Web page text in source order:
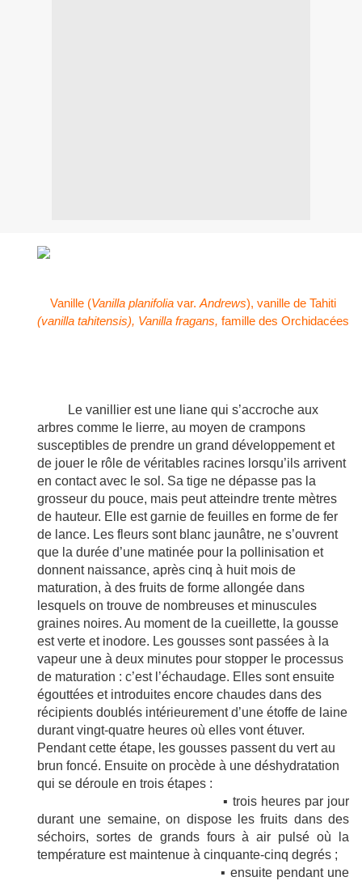
Vanille (Vanilla planifolia var. Andrews), vanille de Tahiti
(vanilla tahitensis), Vanilla fragans, famille des Orchidacées
Le vanillier est une liane qui s’accroche aux
arbres comme le lierre, au moyen de crampons
susceptibles de prendre un grand développement et
de jouer le rôle de véritables racines lorsqu’ils arrivent
en contact avec le sol. Sa tige ne dépasse pas la
grosseur du pouce, mais peut atteindre trente mètres
de hauteur. Elle est garnie de feuilles en forme de fer
de lance. Les fleurs sont blanc jaunâtre, ne s’ouvrent
que la durée d’une matinée pour la pollinisation et
donnent naissance, après cinq à huit mois de
maturation, à des fruits de forme allongée dans
lesquels on trouve de nombreuses et minuscules
graines noires. Au moment de la cueillette, la gousse
est verte et inodore. Les gousses sont passées à la
vapeur une à deux minutes pour stopper le processus
de maturation : c’est l’échaudage. Elles sont ensuite
égouttées et introduites encore chaudes dans des
récipients doublés intérieurement d’une étoffe de laine
durant vingt-quatre heures où elles vont étuver.
Pendant cette étape, les gousses passent du vert au
brun foncé. Ensuite on procède à une déshydratation
qui se déroule en trois étapes :
▪ trois heures par jour
durant une semaine, on dispose les fruits dans des
séchoirs, sortes de grands fours à air pulsé où la
température est maintenue à cinquante-cinq degrés ;
▪ ensuite pendant une